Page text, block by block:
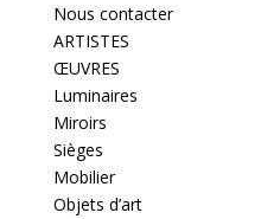
Nous contacter
ARTISTES
ŒUVRES
Luminaires
Miroirs
Sièges
Mobilier
Objets d’art